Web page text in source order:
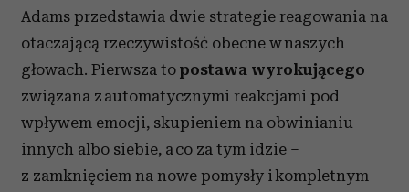
Adams przedstawia dwie strategie reagowania na
otaczającą rzeczywistość obecne w naszych
głowach. Pierwsza to postawa wyrokującego
związana z automatycznymi reakcjami pod
wpływem emocji, skupieniem na obwinianiu
innych albo siebie, a co za tym idzie –
z zamknięciem na nowe pomysły i kompletnym